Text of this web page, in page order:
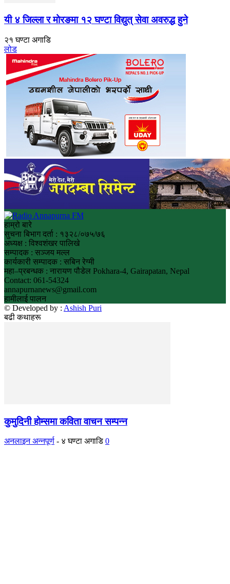
यी ४ जिल्ला र मोरङमा १२ घण्टा विद्युत् सेवा अवरुद्ध हुने
२१ घण्टा अगाडि
लोड
हाम्रो बारे
सुचना बिभाग दर्ता : १३२८/०७५/७६
अध्यक्ष : विश्वशंखर पालिखे
सम्पादक : सञ्जय मल्ल
कार्यकारी सम्पादक : सबिन रेग्मी
महा–प्रबन्धक : नारायण पौडेल Pokhara-4, Gairapatan, Nepal
Contact: 061-54324
annapurnanews@gmail.com
हामीलाई पालन
© Developed by : Ashish Puri
बढी कथाहरू
कुमुदिनी होम्समा कविता वाचन सम्पन्न
अनलाइन अन्नपूर्ण - ४ घण्टा अगाडि 0